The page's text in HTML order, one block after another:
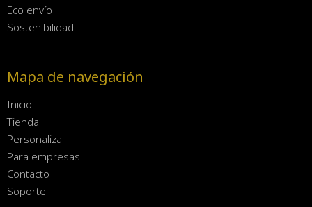
Eco envío
Sostenibilidad
Mapa de navegación
Inicio
Tienda
Personaliza
Para empresas
Contacto
Soporte